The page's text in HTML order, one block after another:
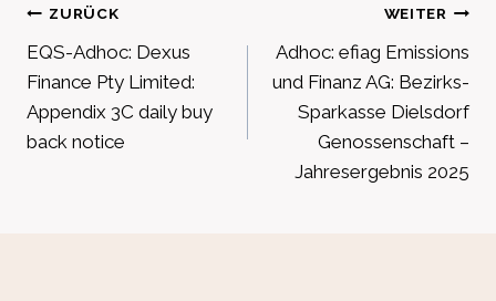
Beitragsnavigation
ZURÜCK
EQS-Adhoc: Dexus
Finance Pty Limited:
Appendix 3C daily buy
back notice
WEITER
Adhoc: efiag Emissions
und Finanz AG: Bezirks-
Sparkasse Dielsdorf
Genossenschaft –
Jahresergebnis 2025